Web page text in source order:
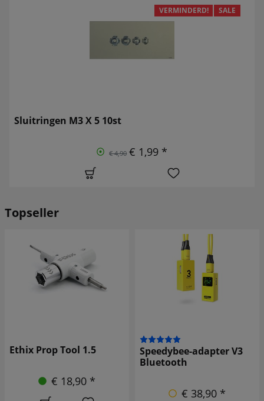
VERMINDERD! SALE
Sluitringen M3 X 5 10st
€ 4,90 € 1,99 *
Topseller
Ethix Prop Tool 1.5
€ 18,90 *
Speedybee-adapter V3
Bluetooth
€ 38,90 *